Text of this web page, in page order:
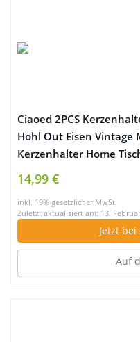
Ciaoed 2PCS
Hohl Out Eisen Vintage
Kerzenhalter Home
Dekoration Weiß
14,99 €
inkl. 19% gesetzlicher MwSt.
Zuletzt aktualisiert am: 13.
Jetzt
Auf